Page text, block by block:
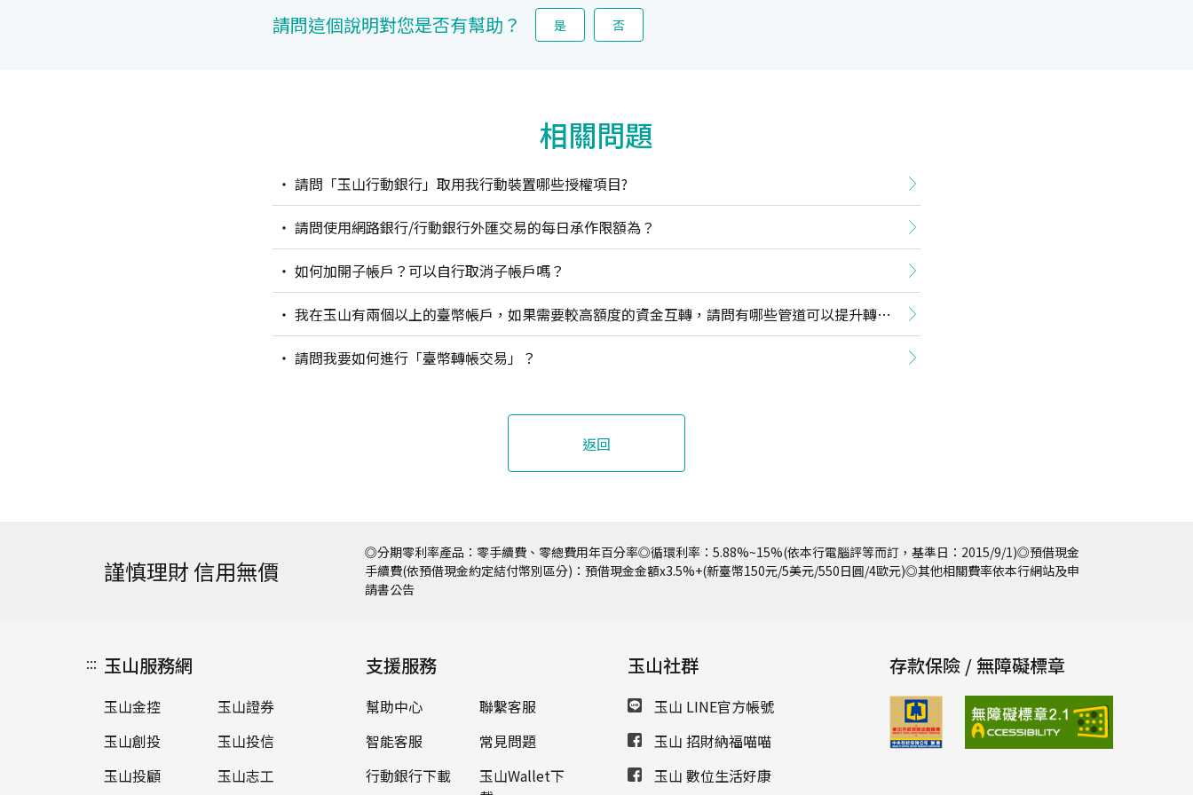
請問這個說明對您是否有幫助？ 是 否
相關問題
請問「玉山行動銀行」取用我行動裝置哪些授權項目?
請問使用網路銀行/行動銀行外匯交易的每日承作限額為？
如何加開子帳戶？可以自行取消子帳戶嗎？
限額？
請問我要如何進行「臺幣轉帳交易」？
返回
謹慎理財 信用無價
◎分期零利率產品：零手續費、零總費用年百分率◎循環利率：5.88%~15%(依本行電腦評等而訂，基準日：2015/9/1)◎預借現金
手續費(依預借現金約定結付幣別區分)：預借現金金額x3.5%+(新臺幣150元/5美元/550日圓/4歐元)◎其他相關費率依本行網站及申
請書公告
::: 玉山服務網
玉山金控
玉山證券
玉山創投
玉山投信
玉山投顧
玉山志工
支援服務
幫助中心
聯繫客服
智能客服
常見問題
行動銀行下載
玉山Wallet下
玉山社群
玉山 LINE官方帳號
玉山 招財納福喵喵
玉山 數位生活好康
存款保險 / 無障礙標章